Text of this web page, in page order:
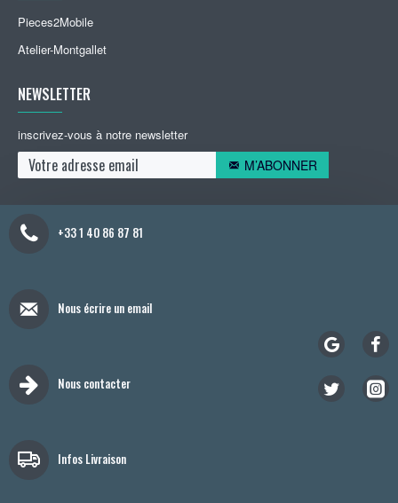
Pieces2Mobile
Atelier-Montgallet
NEWSLETTER
inscrivez-vous à notre newsletter
M’ABONNER
+33 1 40 86 87 81
Nous écrire un email
Nous contacter
Infos Livraison